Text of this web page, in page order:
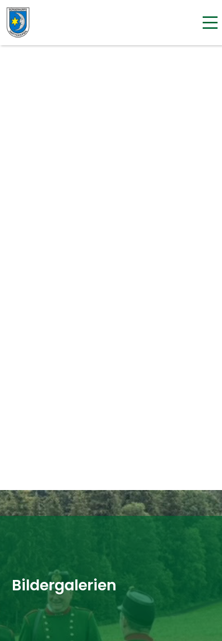
Bildergalerien